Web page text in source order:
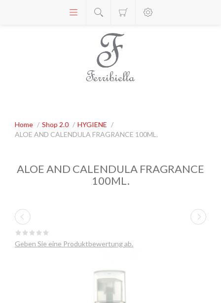
Home / Shop 2.0 / HYGIENE /
ALOE AND CALENDULA FRAGRANCE 100ML.
ALOE AND CALENDULA FRAGRANCE
100ML.
Geben Sie eine Produktbewertung ab.